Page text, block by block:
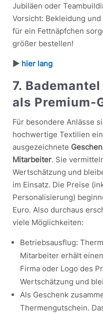
Jubiläen oder
Vorsicht: Bekleidung
für ein Fettnäpfchen
größer bestellen!
► hier lang
7.
als Premium-
Für besondere Anlässe
hochwertige Textilien
ausgezeichnete
Mitarbeiter. Sie
Wertschätzung und
im Einsatz. Die Preise
Personalisierung)
Euro. Also durchaus
viele Möglichkeiten:
Betriebsausflug:
Mitarbeiter erhält
Firma oder Logo des
Wertschätzung und
Als Geschenk
Thermengutschein.